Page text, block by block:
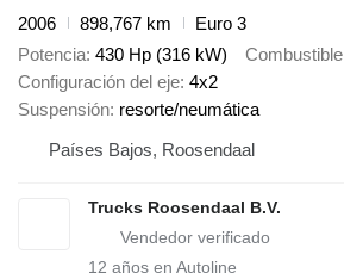
2006
898,767 km
Euro 3
Potencia 430 Hp (316 kW) Combustible
Configuración del eje 4x2
Suspensión resorte/neumática
Países Bajos, Roosendaal
Trucks Roosendaal B.V.
12 años en Autoline